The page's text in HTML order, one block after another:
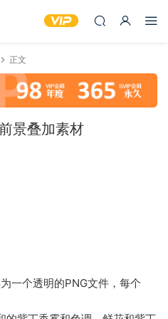
正文
景叠加素材
一个透明的PNG文件，每个